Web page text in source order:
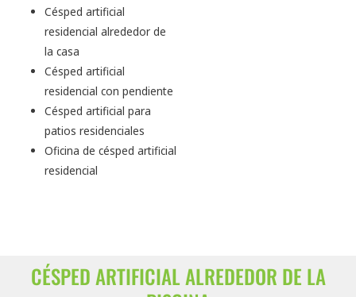
Césped artificial
residencial alrededor de
la casa
Césped artificial
residencial con pendiente
Césped artificial para
patios residenciales
Oficina de césped artificial
residencial
CÉSPED ARTIFICIAL ALREDEDOR DE LA